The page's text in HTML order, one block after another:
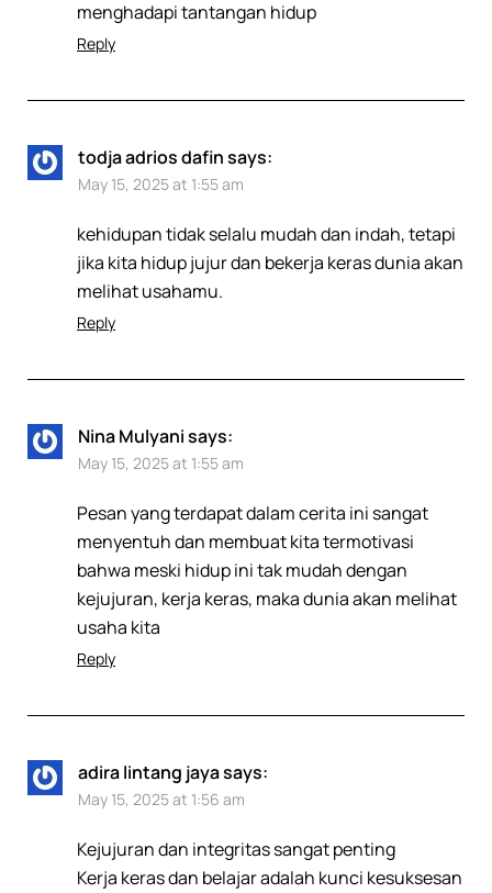
menghadapi tantangan hidup
Reply
todja adrios dafinsays:
May 15, 2025 at 1:55 am
kehidupan tidak selalu mudah dan indah, tetapi
jika kita hidup jujur dan bekerja keras dunia akan
melihat usahamu.
Reply
Nina Mulyanisays:
May 15, 2025 at 1:55 am
Pesan yang terdapat dalam cerita ini sangat
menyentuh dan membuat kita termotivasi
bahwa meski hidup ini tak mudah dengan
kejujuran, kerja keras, maka dunia akan melihat
usaha kita
Reply
adira lintang jayasays:
May 15, 2025 at 1:56 am
Kejujuran dan integritas sangat penting
Kerja keras dan belajar adalah kunci kesuksesan